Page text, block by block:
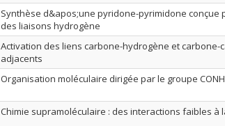
Synthèse d&apos;une pyridone-pyrimidone
des liaisons hydrogène
Activation des liens carbone-hydrogène et
adjacents
Organisation moléculaire dirigée par le groupe
Chimie supramoléculaire : des interactions faibles à